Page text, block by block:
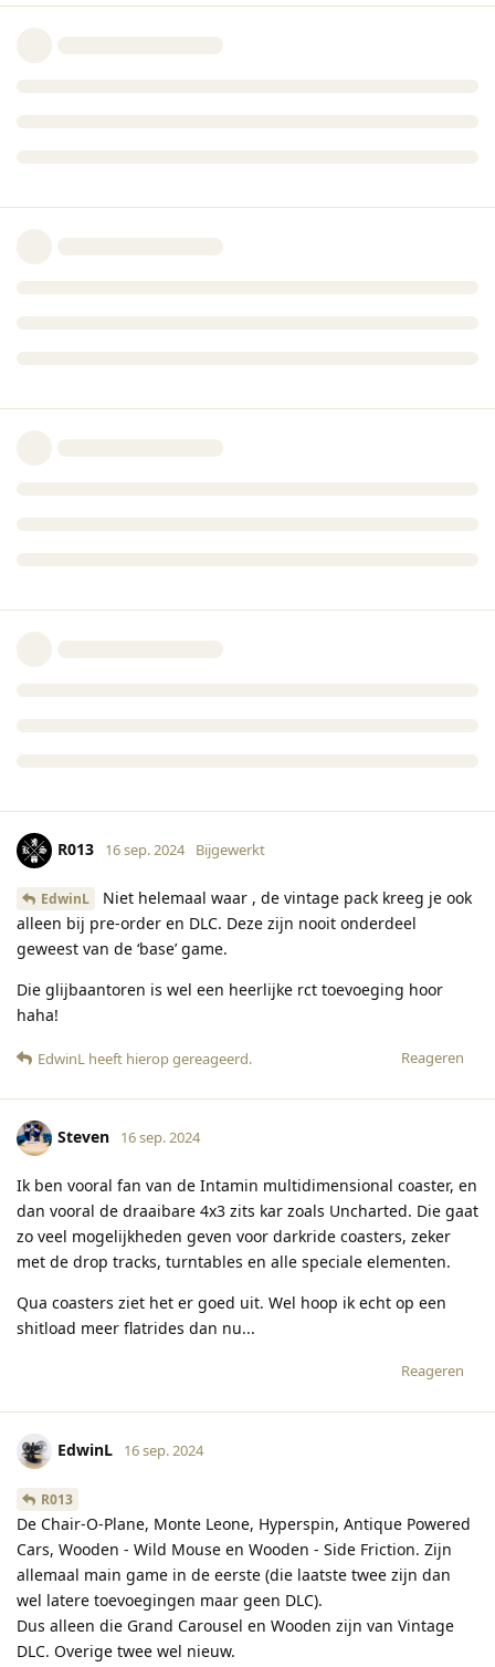
R013 16 sep. 2024 Bijgewerkt
EdwinL
Niet helemaal waar , de vintage pack kreeg je ook
alleen bij pre-order en DLC. Deze zijn nooit onderdeel
geweest van de ‘base’ game.
Die glijbaantoren is wel een heerlijke rct toevoeging hoor
haha!
Reageren
EdwinL heeft hierop gereageerd.
Steven 16 sep. 2024
Ik ben vooral fan van de Intamin multidimensional coaster, en
dan vooral de draaibare 4x3 zits kar zoals Uncharted. Die gaat
zo veel mogelijkheden geven voor darkride coasters, zeker
met de drop tracks, turntables en alle speciale elementen.
Qua coasters ziet het er goed uit. Wel hoop ik echt op een
shitload meer flatrides dan nu...
Reageren
EdwinL 16 sep. 2024
R013
De Chair-O-Plane, Monte Leone, Hyperspin, Antique Powered
Cars, Wooden - Wild Mouse en Wooden - Side Friction. Zijn
allemaal main game in de eerste (die laatste twee zijn dan
wel latere toevoegingen maar geen DLC).
Dus alleen die Grand Carousel en Wooden zijn van Vintage
DLC. Overige twee wel nieuw.